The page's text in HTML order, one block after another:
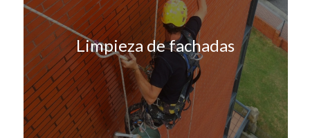
Limpieza de fachadas